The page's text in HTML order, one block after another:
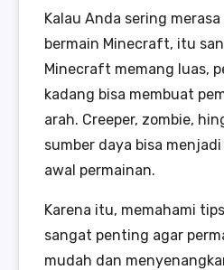
Kalau Anda sering
bermain Minecraft, itu
Minecraft memang luas,
kadang bisa membuat
arah. Creeper, zombie,
sumber daya bisa
awal permainan.
Karena itu, memahami
sangat penting agar
mudah dan